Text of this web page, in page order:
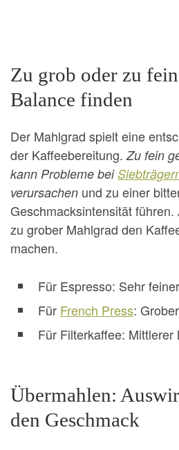
Zu grob oder zu
Balance finden
Der Mahlgrad spielt eine
der Kaffeebereitung.Zu fein
kann Probleme bei
verursachen und zu einer
Geschmacksintensität
zu grober Mahlgrad den
machen.
Für Espresso: Sehr
Für French Press:
Für Filterkaffee: Mittlerer
Übermahlen:
den Geschmack